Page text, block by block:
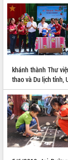
sống người dân từ
thực
Quyết liệt tháo gỡ vướng
nhanh tiến độ các dự
trong Khu kinh tế Nam
Hòn Yến phát triển du
tồn biển
Lấy ý kiến điều chỉnh
Đắk Lắk thời kỳ 2021-
đến năm 2050
Phát động chiến dịch
giải phóng mặt bằng
ven biển
Đắk Lắk nỗ lực thúc
khánh thành Thư
thao và Du lịch tỉnh,